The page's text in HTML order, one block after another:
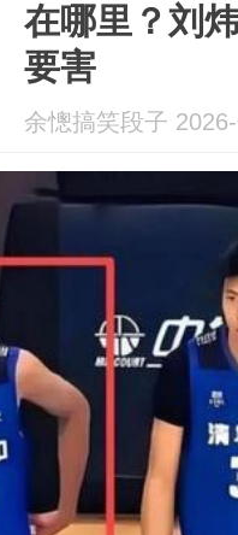
在哪里？刘
要害
余憁搞笑段子